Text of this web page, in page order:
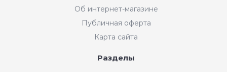
Об интернет-магазине
Публичная оферта
Карта сайта
Разделы